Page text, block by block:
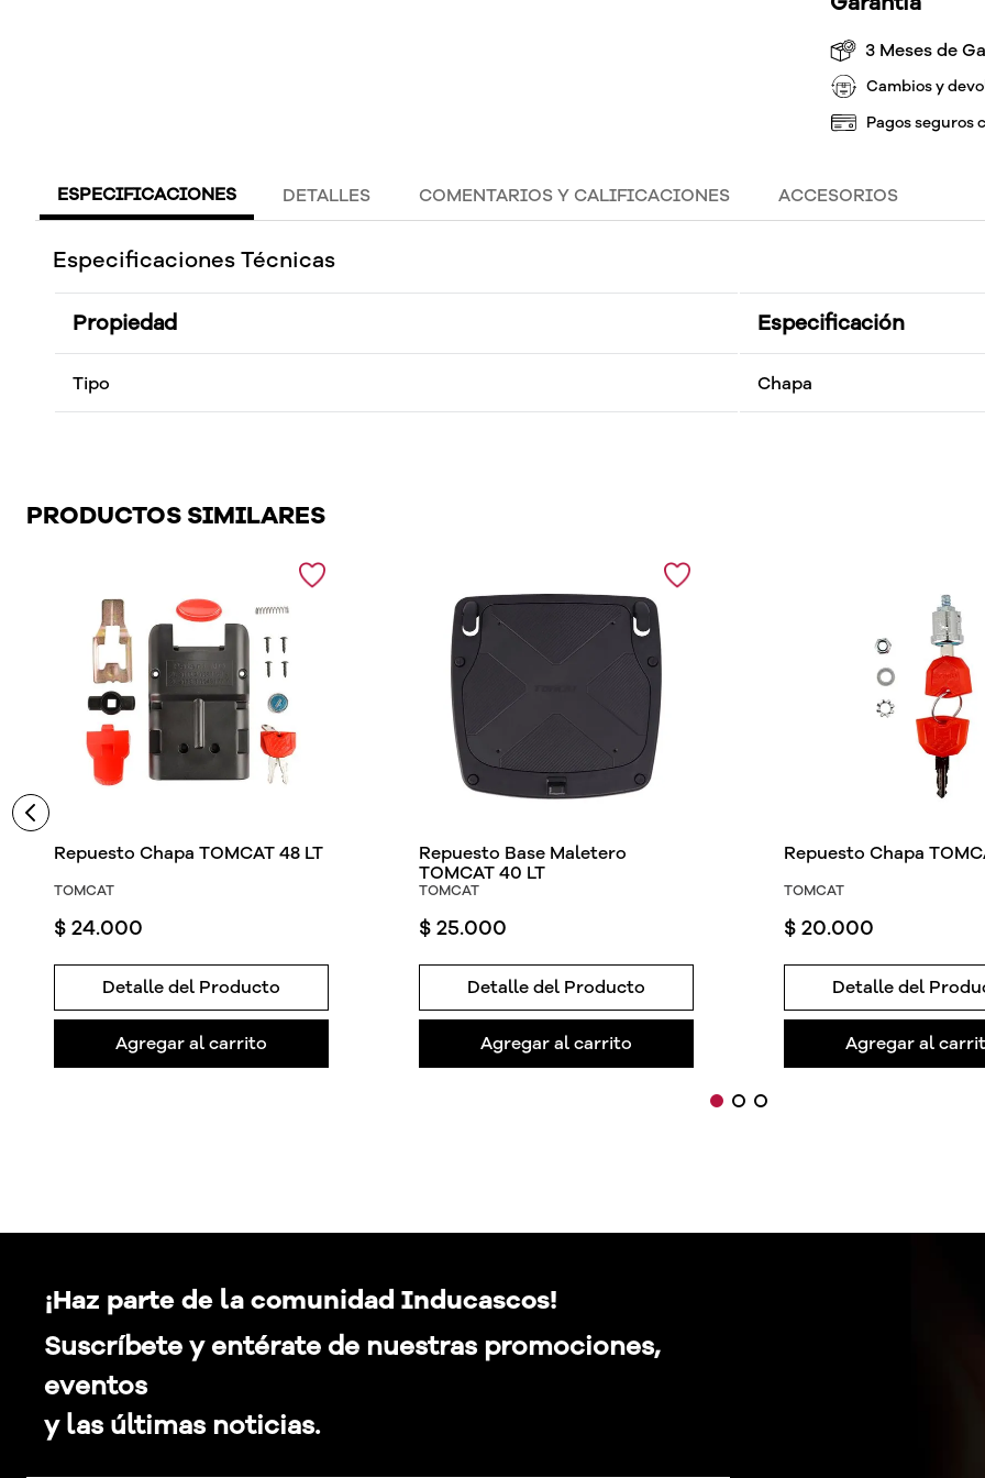
3 Meses de
Cambios y
Pagos seguros
ESPECIFICACIONES DETALLES COMENTARIOS Y CALIFICACIONES ACCESORIOS
Especificaciones Técnicas
Propiedad Especificación
Tipo Chapa
PRODUCTOS SIMILARES
Repuesto Chapa TOMCAT 48 LT
TOMCAT
$ 24.000
Detalle del Producto
Agregar al carrito
Repuesto Base Maletero
TOMCAT 40 LT
TOMCAT
$ 25.000
Detalle del Producto
Agregar al carrito
Repuesto Chapa
TOMCAT
$ 20.000
Detalle del
Agregar al
¡Haz parte de la comunidad Inducascos!
Suscríbete y entérate de nuestras promociones,
eventos
y las últimas noticias.